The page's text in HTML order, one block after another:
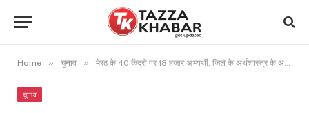
Home » चुनाव » मेरठ के 40 केंद्रों पर 18 हजार अभ्यर्थी, जिले के अर्थशास्त्र के अभ्यर्थियों का केंद्र 650 किमी दूर
चुनाव